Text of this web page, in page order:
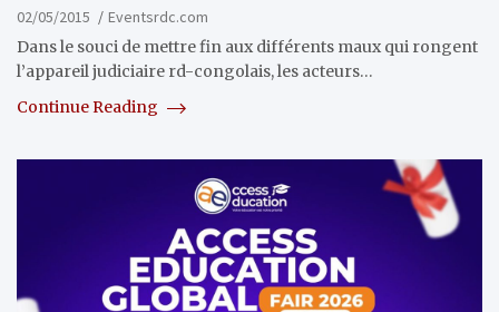
02/05/2015
Eventsrdc.com
Dans le souci de mettre fin aux différents maux qui rongent
l’appareil judiciaire rd-congolais, les acteurs…
Continue Reading